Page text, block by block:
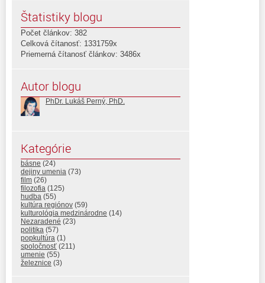
Štatistiky blogu
Počet článkov: 382
Celková čítanosť: 1331759x
Priemerná čítanosť článkov: 3486x
Autor blogu
PhDr. Lukáš Perný, PhD.
Kategórie
básne (24)
dejiny umenia (73)
film (26)
filozofia (125)
hudba (55)
kultúra regiónov (59)
kulturológia medzinárodne (14)
Nezaradené (23)
politika (57)
popkultúra (1)
spoločnosť (211)
umenie (55)
železnice (3)